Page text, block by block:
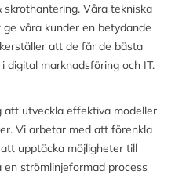
skrothantering. Våra tekniska
våra kunder en betydande
att de får de bästa
digital marknadsföring och IT.
utveckla effektiva modeller
Vi arbetar med att förenkla
upptäcka möjligheter till
strömlinjeformad process